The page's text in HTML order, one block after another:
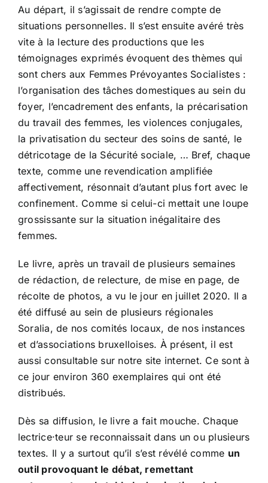
Au départ, il s’agissait de rendre compte de
situations personnelles. Il s’est ensuite avéré très
vite à la lecture des productions que les
témoignages exprimés évoquent des thèmes qui
sont chers aux Femmes Prévoyantes Socialistes :
l’organisation des tâches domestiques au sein du
foyer, l’encadrement des enfants, la précarisation
du travail des femmes, les violences conjugales,
la privatisation du secteur des soins de santé, le
détricotage de la Sécurité sociale, … Bref, chaque
texte, comme une revendication amplifiée
affectivement, résonnait d’autant plus fort avec le
confinement. Comme si celui-ci mettait une loupe
grossissante sur la situation inégalitaire des
femmes.
Le livre, après un travail de plusieurs semaines
de rédaction, de relecture, de mise en page, de
récolte de photos, a vu le jour en juillet 2020. Il a
été diffusé au sein de plusieurs régionales
Soralia, de nos comités locaux, de nos instances
et d’associations bruxelloises. À présent, il est
aussi consultable sur notre site internet. Ce sont à
ce jour environ 360 exemplaires qui ont été
distribués.
Dès sa diffusion, le livre a fait mouche. Chaque
lectrice·teur se reconnaissait dans un ou plusieurs
textes. Il y a surtout qu’il s’est révélé comme un
outil provoquant le débat, remettant